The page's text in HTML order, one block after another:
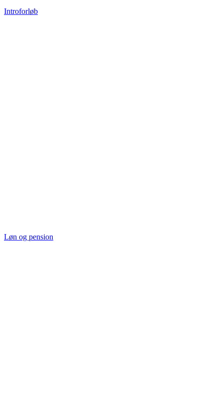
Introforløb
Løn og pension